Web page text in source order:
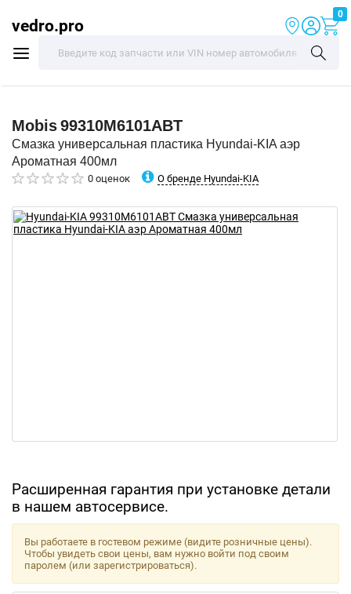
vedro.pro
0
Mobis99310M6101ABT
Смазка универсальная пластика Hyundai-KIA аэр
Ароматная 400мл
0 оценок О бренде Hyundai-KIA
Расширенная гарантия при установке детали
в нашем автосервисе.
Вы работаете в гостевом режиме (видите розничные цены).
Чтобы увидеть свои цены, вам нужно войти под своим
паролем (или зарегистрироваться).